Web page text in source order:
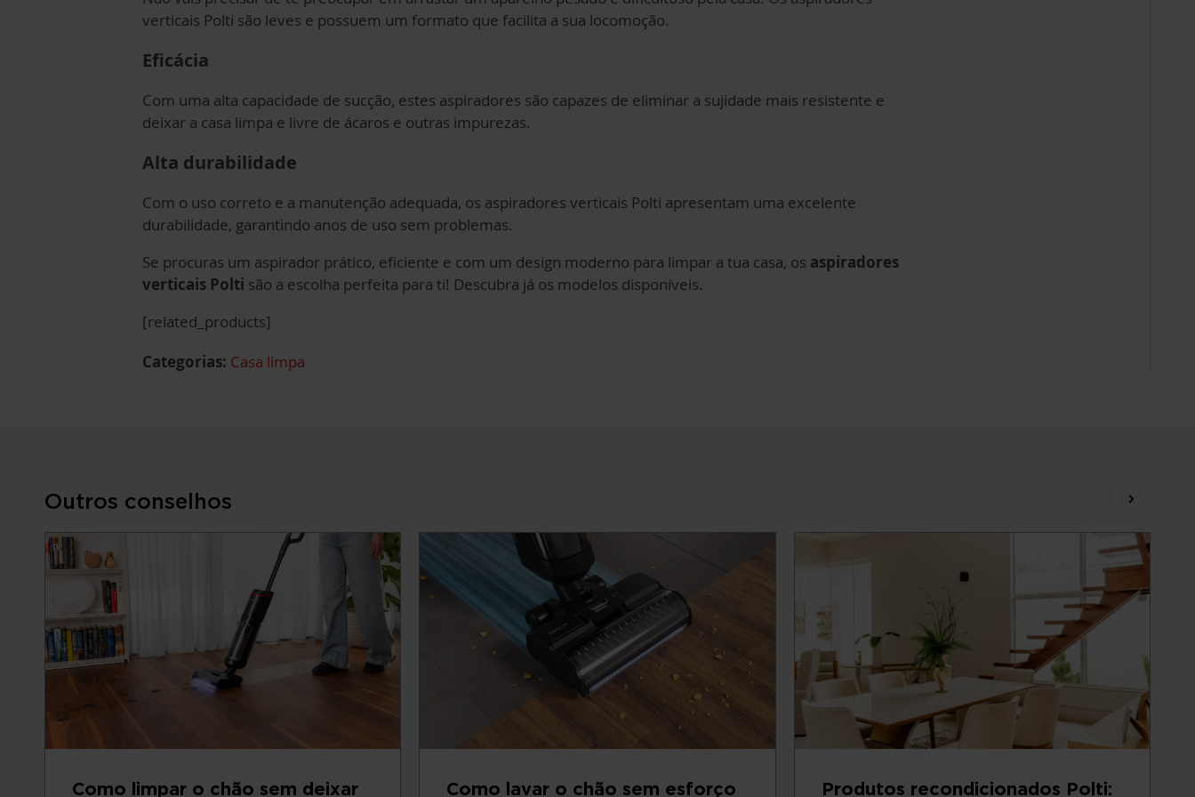
verticais Polti são leves e possuem um formato que facilita a sua locomoção.
Eficácia
Com uma alta capacidade de sucção, estes aspiradores são capazes de eliminar a sujidade mais resistente e
deixar a casa limpa e livre de ácaros e outras impurezas.
Alta durabilidade
Com o uso correto e a manutenção adequada, os aspiradores verticais Polti apresentam uma excelente
durabilidade, garantindo anos de uso sem problemas.
Se procuras um aspirador prático, eficiente e com um design moderno para limpar a tua casa, os aspiradores
verticais Polti são a escolha perfeita para ti! Descubra já os modelos disponíveis.
[related_products]
Categorias: Casa limpa
Outros conselhos
Como limpar o chão sem deixar Como lavar o chão sem esforço Produtos recondicionados Polti: